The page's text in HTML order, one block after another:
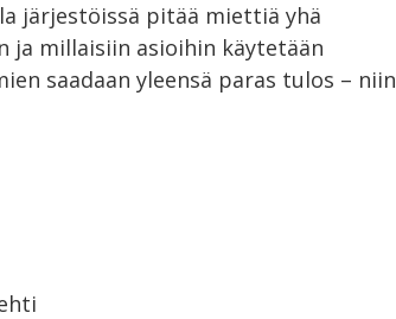
järjestöissä pitää miettiä yhä
ja millaisiin asioihin käytetään
saadaan yleensä paras tulos – niin